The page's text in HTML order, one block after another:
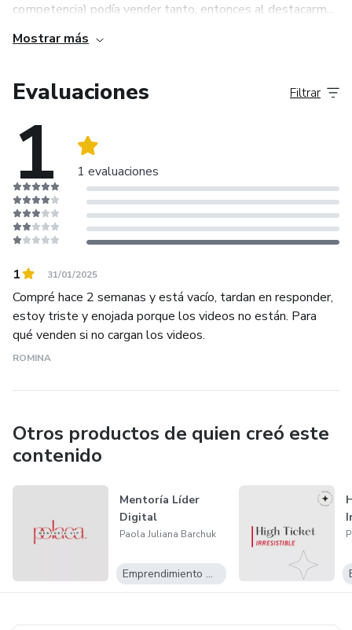
competencia) podía vender tanto, entonces al destacarm...
Mostrar más
Evaluaciones
1 1 evaluaciones
Filtrar
1 31/01/2025
Compré hace 2 semanas y está vacío, tardan en responder,
estoy triste y enojada porque los videos no están. Para
qué venden si no cargan los videos.
ROMINA
Otros productos de quien creó este
contenido
Mentoría Líder
Digital
Paola Juliana Barchuk
Emprendimiento Digital